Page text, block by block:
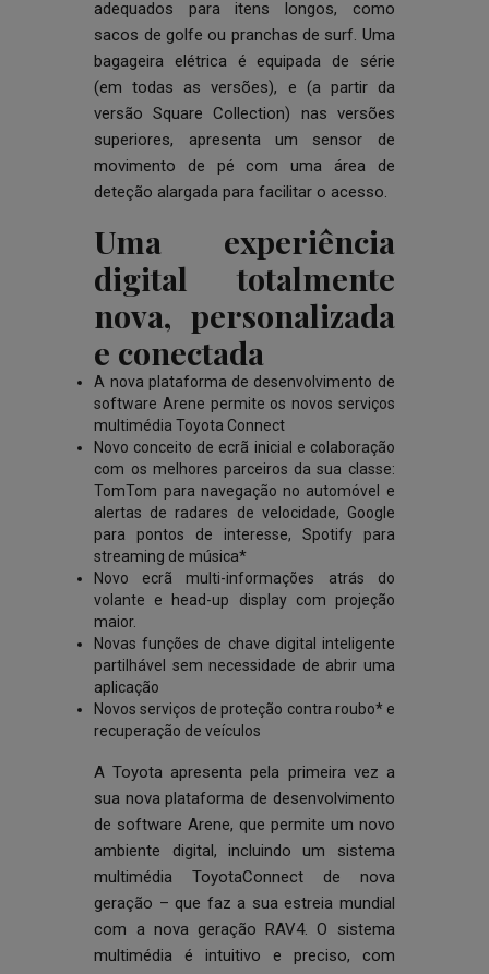
adequados para itens longos, como
sacos de golfe ou pranchas de surf. Uma
bagageira elétrica é equipada de série
(em todas as versões), e (a partir da
versão Square Collection) nas versões
superiores, apresenta um sensor de
movimento de pé com uma área de
deteção alargada para facilitar o acesso.
Uma experiência
digital totalmente
nova, personalizada
e conectada
A nova plataforma de desenvolvimento de
software Arene permite os novos serviços
multimédia Toyota Connect
Novo conceito de ecrã inicial e colaboração
com os melhores parceiros da sua classe:
TomTom para navegação no automóvel e
alertas de radares de velocidade, Google
para pontos de interesse, Spotify para
streaming de música*
Novo ecrã multi-informações atrás do
volante e head-up display com projeção
maior.
Novas funções de chave digital inteligente
partilhável sem necessidade de abrir uma
aplicação
Novos serviços de proteção contra roubo* e
recuperação de veículos
A Toyota apresenta pela primeira vez a
sua nova plataforma de desenvolvimento
de software Arene, que permite um novo
ambiente digital, incluindo um sistema
multimédia ToyotaConnect de nova
geração – que faz a sua estreia mundial
com a nova geração RAV4. O sistema
multimédia é intuitivo e preciso, com